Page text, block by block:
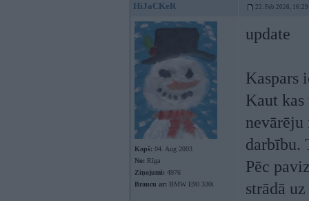
HiJaCKeR 22. Feb 2026, 16:29
Kopš: 04. Aug 2003
No: Rīga
Ziņojumi: 4976
Braucu ar: BMW E90 330i
update
Kaspars
Kaut
nevārēju
darbību.
Pēc
strādā